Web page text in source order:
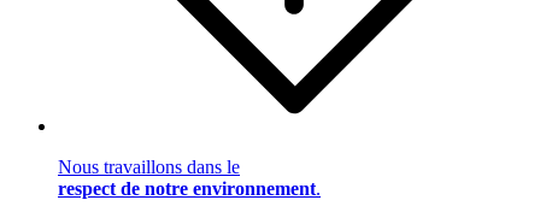
Nous travaillons dans le
respect de notre environnement.